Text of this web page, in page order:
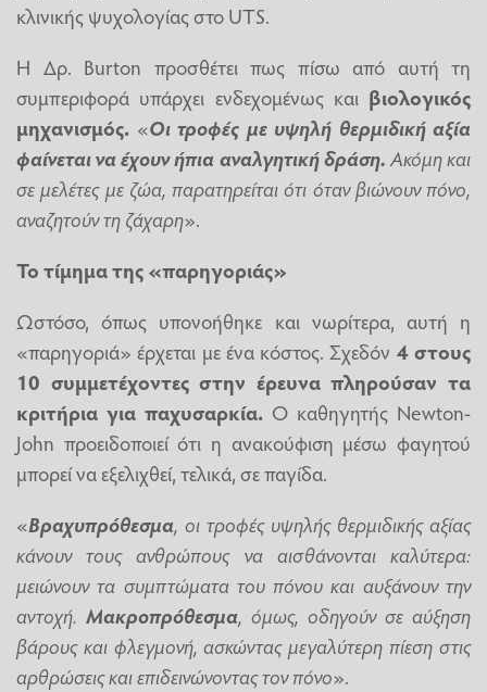
κλινικής ψυχολογίας στο UTS.
Η Δρ. Burton προσθέτει πως πίσω από αυτή τη
συμπεριφορά υπάρχει ενδεχομένως και βιολογικός
μηχανισμός. «Οι τροφές με υψηλή θερμιδική αξία
φαίνεται να έχουν ήπια αναλγητική δράση.Ακόμη και
σε μελέτες με ζώα, παρατηρείται ότι όταν βιώνουν πόνο,
αναζητούν τη ζάχαρη».
Το τίμημα της «παρηγοριάς»
Ωστόσο, όπως υπονοήθηκε και νωρίτερα, αυτή η
«παρηγοριά» έρχεται με ένα κόστος. Σχεδόν 4 στους
10 συμμετέχοντες στην έρευνα πληρούσαν τα
κριτήρια για παχυσαρκία. Ο καθηγητής Newton-
John προειδοποιεί ότι η ανακούφιση μέσω φαγητού
μπορεί να εξελιχθεί, τελικά, σε παγίδα.
«Βραχυπρόθεσμα, οι τροφές υψηλής θερμιδικής αξίας
κάνουν τους ανθρώπους να αισθάνονται καλύτερα:
μειώνουν τα συμπτώματα του πόνου και αυξάνουν την
αντοχή. Μακροπρόθεσμα, όμως, οδηγούν σε αύξηση
βάρους και φλεγμονή, ασκώντας μεγαλύτερη πίεση στις
αρθρώσεις και επιδεινώνοντας τον πόνο».